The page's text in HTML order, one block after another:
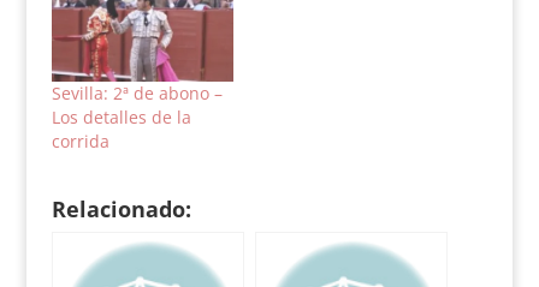
y Jiménez Fortes.
Orden de lidia: 1º
Número 43.
Abrasadero. Negro
listón. 559 kilos. 2º
Número 93. Coronillo.
Sevilla: 2ª de abono –
Los detalles de la
corrida
Relacionado: